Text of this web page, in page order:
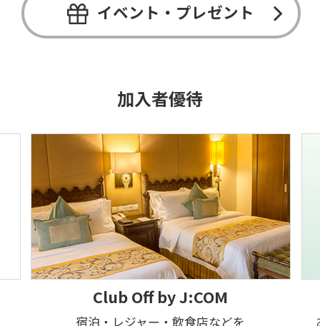
イベント・プレゼント
加入者優待
Club Off by J:COM
宿泊・レジャー・飲食店などを